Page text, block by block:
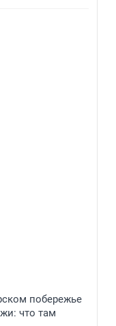
побережье
что там